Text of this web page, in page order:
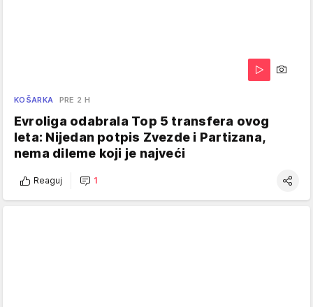
KOŠARKA PRE 2 H
Evroliga odabrala Top 5 transfera ovog
leta: Nijedan potpis Zvezde i Partizana,
nema dileme koji je najveći
Reaguj 1